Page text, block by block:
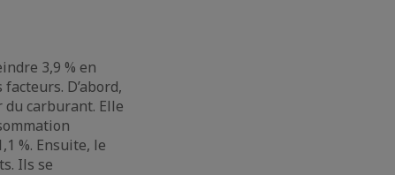
3,9 % en
D’abord,
carburant. Elle
%. Ensuite, le
Ils se